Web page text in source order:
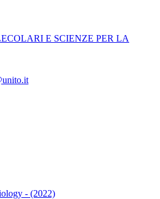
E SCIENZE PER LA
- (2022)